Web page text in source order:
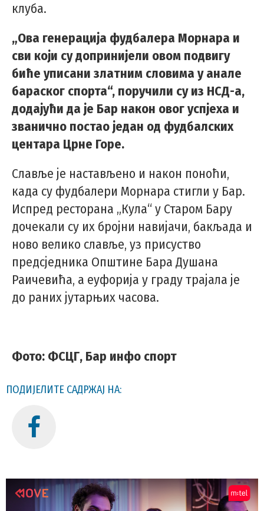
клуба.
„Ова генерација фудбалера Морнара и
сви који су допринијели овом подвигу
биће уписани златним словима у анале
бараског спорта“, поручили су из НСД-а,
додајући да је Бар након овог успјеха и
званично постао један од фудбалских
центара Црне Горе.
Славље је настављено и након поноћи,
када су фудбалери Морнара стигли у Бар.
Испред ресторана „Кула“ у Старом Бару
дочекали су их бројни навијачи, бакљада и
ново велико славље, уз присуство
предсједника Општине Бара Душана
Раичевића, а еуфорија у граду трајала је
до раних јутарњих часова.
Фото: ФСЦГ, Бар инфо спорт
ПОДИЈЕЛИТЕ САДРЖАЈ НА: